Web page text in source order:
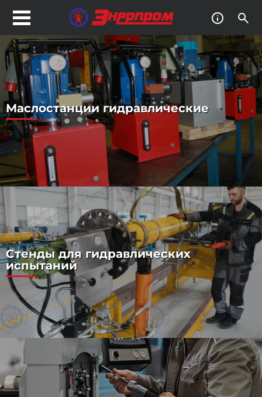
Маслостанции гидравлические
Стенды для гидравлических
испытаний